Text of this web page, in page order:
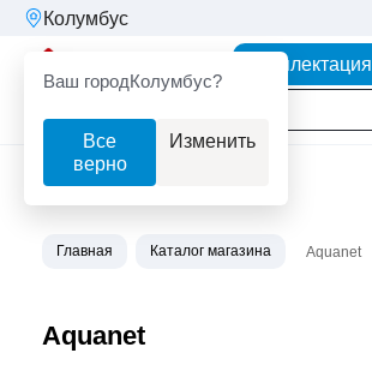
Колумбус
Ваш городКолумбус?
Все
верно
Изменить
Комплектация
Главная Каталог магазина Aquanet
Aquanet